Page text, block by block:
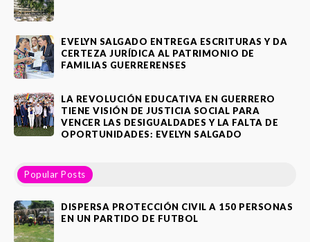
EVELYN SALGADO ENTREGA ESCRITURAS Y DA
CERTEZA JURÍDICA AL PATRIMONIO DE
FAMILIAS GUERRERENSES
LA REVOLUCIÓN EDUCATIVA EN GUERRERO
TIENE VISIÓN DE JUSTICIA SOCIAL PARA
VENCER LAS DESIGUALDADES Y LA FALTA DE
OPORTUNIDADES: EVELYN SALGADO
Popular Posts
DISPERSA PROTECCIÓN CIVIL A 150 PERSONAS
EN UN PARTIDO DE FUTBOL